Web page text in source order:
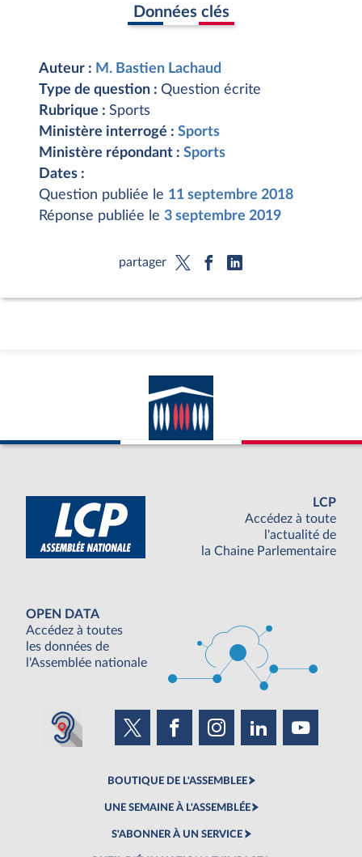
Données clés
Auteur : M. Bastien Lachaud
Type de question : Question écrite
Rubrique : Sports
Ministère interrogé : Sports
Ministère répondant : Sports
Dates :
Question publiée le 11 septembre 2018
Réponse publiée le 3 septembre 2019
partager
LCP
Accédez à toute
l'actualité de
la Chaine Parlementaire
OPEN DATA
Accédez à toutes
les données de
l'Assemblée nationale
BOUTIQUE DE L'ASSEMBLEE
UNE SEMAINE À L'ASSEMBLÉE
S'ABONNER À UN SERVICE